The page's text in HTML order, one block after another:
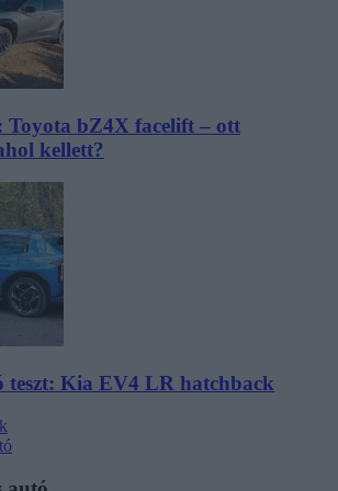
Toyota bZ4X facelift – ott
kellett?
teszt: Kia EV4 LR hatchback